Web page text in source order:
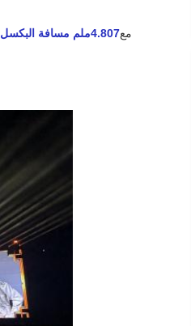
مع4.807ملم مسافة البكسل